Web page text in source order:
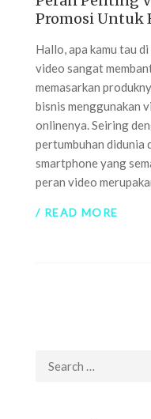
Promosi Untuk
Hallo, apa kamu tau
video sangat
memasarkan
bisnis menggunakan
onlinenya. Seiring
pertumbuhan didunia
smartphone yang
peran video
/ READ MORE
Search